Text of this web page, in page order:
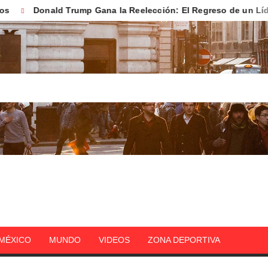
Donald Trump Gana la Reelección: El Regreso de un Líder
MUNDO VIDEOS ZONA DEPORTIVA